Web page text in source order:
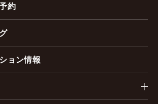
約
ョン情報